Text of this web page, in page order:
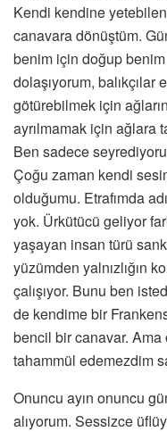
Kendi kendine
canavara dönüştüm.
benim için doğup benim
dolaşıyorum, balıkçılar
götürebilmek için
ayrılmamak için ağlara
Ben sadece
Çoğu zaman kendi
olduğumu. Etrafımda
yok. Ürkütücü geliyor
yaşayan insan türü
yüzümden yalnızlığın
çalışıyor. Bunu ben
de kendime bir
bencil bir canavar. Ama
tahammül edemezdim
Onuncu ayın onuncu
alıyorum. Sessizce